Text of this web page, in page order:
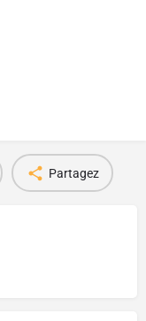
Partagez